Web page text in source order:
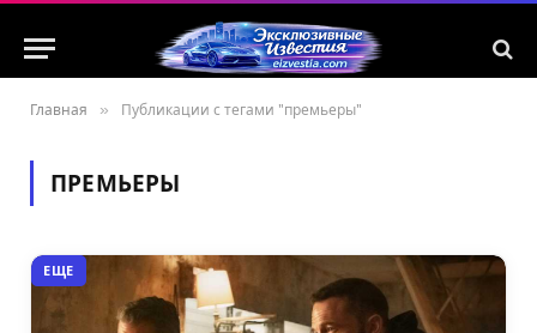
Главная » Публикации с тегами "премьеры"
ПРЕМЬЕРЫ
ЕЩЕ